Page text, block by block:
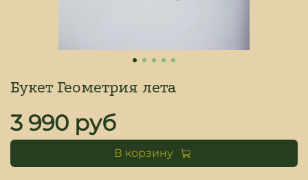
Букет Геометрия лета
3 990 руб
В корзину